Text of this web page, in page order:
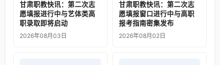
甘肃职教快讯：第二次志
愿填报进行中与艺体类高
职录取即将启动
2026年08月03日
甘肃职教快讯：第二次志
愿填报窗口进行中与高职
报考指南密集发布
2026年08月02日